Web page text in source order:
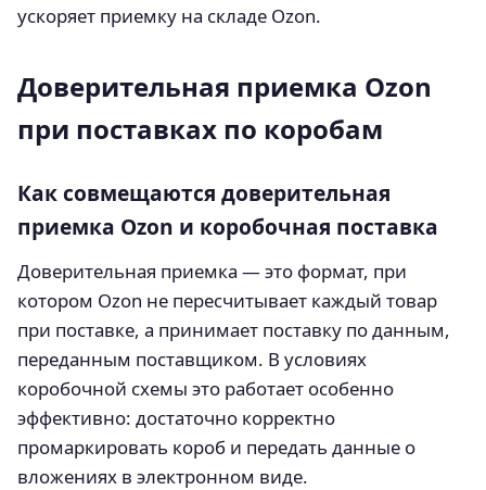
ускоряет приемку на складе Ozon.
Доверительная приемка Ozon
при поставках по коробам
Как совмещаются доверительная
приемка Ozon и коробочная поставка
Доверительная приемка — это формат, при
котором Ozon не пересчитывает каждый товар
при поставке, а принимает поставку по данным,
переданным поставщиком. В условиях
коробочной схемы это работает особенно
эффективно: достаточно корректно
промаркировать короб и передать данные о
вложениях в электронном виде.